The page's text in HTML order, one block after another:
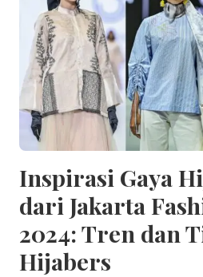
Inspirasi Gaya
dari Jakarta
2024: Tren dan
Hijabers